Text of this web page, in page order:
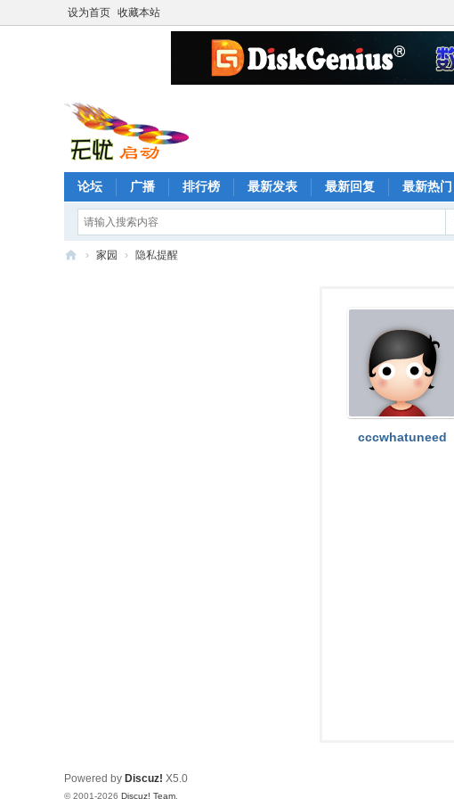
设为首页 收藏本站
论坛 广播 排行榜 最新发表 最新回复 最新热门
› 家园 › 隐私提醒
cccwhatuneed
Powered by Discuz! X5.0
© 2001-2026 Discuz! Team